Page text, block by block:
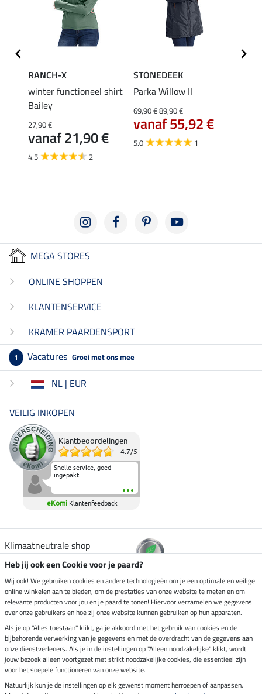
RANCH-X
winter functioneel shirt
Bailey
27,90 €
vanaf 21,90 €
4.5 2
STONEDEEK
Parka Willow II
69,90 €89,90 €
vanaf 55,92 €
5.0 1
MEGA STORES
ONLINE SHOPPEN
KLANTENSERVICE
KRAMER PAARDENSPORT
1 Vacatures Groei met ons mee
NL | EUR
VEILIG INKOPEN
Klantbeoordelingen
4.7/5
Snelle service, goed
ingepakt.
eKomi Klantenfeedback
Klimaatneutrale shop
Verzending per
Veilig betalen met
Impressum
Heb jij ook een Cookie voor je paard?
Wij ook! We gebruiken cookies en andere technologieën om je een optimale en veilige
online winkelen aan te bieden, om de prestaties van onze website te meten en om
relevante producten voor jou en je paard te tonen! Hiervoor verzamelen we gegevens
over onze gebruikers en hoe zij onze website kunnen gebruiken op hun apparaten.
Als je op "Alles toestaan" klikt, ga je akkoord met het gebruik van cookies en de
bijbehorende verwerking van je gegevens en met de overdracht van de gegevens aan
onze dienstverleners. Als je in de instellingen op "Alleen noodzakelijke" klikt, wordt
jouw bezoek alleen voortgezet met strikt noodzakelijke cookies, die essentieel zijn
voor het soepele functioneren van onze website.
Natuurlijk kun je de instellingen op elk gewenst moment herroepen of aanpassen.